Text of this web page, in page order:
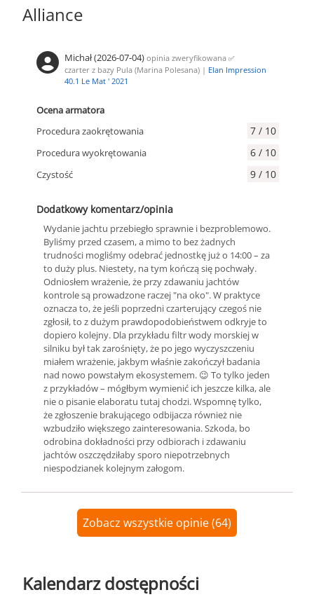
Alliance
Michał (2026-07-04) opinia zweryfikowana ✅
czarter z bazy Pula (Marina Polesana) | Elan Impression
40.1 Le Mat ' 2021
Ocena armatora
Procedura zaokrętowania
7 / 10
Procedura wyokrętowania 6 / 10
Czystość 9 / 10
Dodatkowy komentarz/opinia
Wydanie jachtu przebiegło sprawnie i bezproblemowo.
Byliśmy przed czasem, a mimo to bez żadnych
trudności mogliśmy odebrać jednostkę już o 14:00 – za
to duży plus. Niestety, na tym kończą się pochwały.
Odniosłem wrażenie, że przy zdawaniu jachtów
kontrole są prowadzone raczej "na oko". W praktyce
oznacza to, że jeśli poprzedni czarterujący czegoś nie
zgłosił, to z dużym prawdopodobieństwem odkryje to
dopiero kolejny. Dla przykładu filtr wody morskiej w
silniku był tak zarośnięty, że po jego wyczyszczeniu
miałem wrażenie, jakbym właśnie zakończył badania
nad nowo powstałym ekosystemem. 😉 To tylko jeden
z przykładów – mógłbym wymienić ich jeszcze kilka, ale
nie o pisanie elaboratu tutaj chodzi. Wspomnę tylko,
że zgłoszenie brakującego odbijacza również nie
wzbudziło większego zainteresowania. Szkoda, bo
odrobina dokładności przy odbiorach i zdawaniu
jachtów oszczędziłaby sporo niepotrzebnych
niespodzianek kolejnym załogom.
Zobacz wszystkie opinie (64)
Kalendarz dostępności